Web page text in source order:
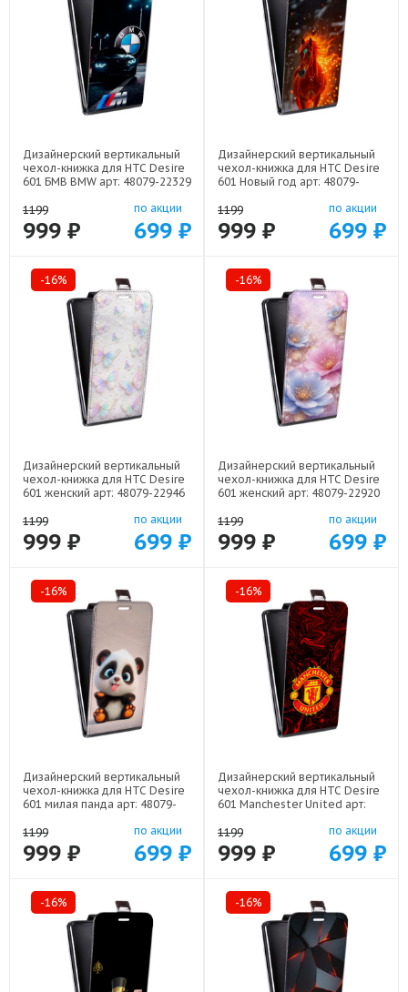
Дизайнерский вертикальный
чехол-книжка для HTC Desire
601 БМВ BMW арт: 48079-22329
1199
999 ₽
по акции
699 ₽
Дизайнерский вертикальный
чехол-книжка для HTC Desire
601 Новый год арт: 48079-
1199
999 ₽
по акции
699 ₽
-16%
Дизайнерский вертикальный
чехол-книжка для HTC Desire
601 женский арт: 48079-22946
1199
999 ₽
по акции
699 ₽
-16%
Дизайнерский вертикальный
чехол-книжка для HTC Desire
601 женский арт: 48079-22920
1199
999 ₽
по акции
699 ₽
-16%
Дизайнерский вертикальный
чехол-книжка для HTC Desire
601 милая панда арт: 48079-
1199
999 ₽
по акции
699 ₽
-16%
Дизайнерский вертикальный
чехол-книжка для HTC Desire
601 Manchester United арт:
1199
999 ₽
по акции
699 ₽
-16% -16%